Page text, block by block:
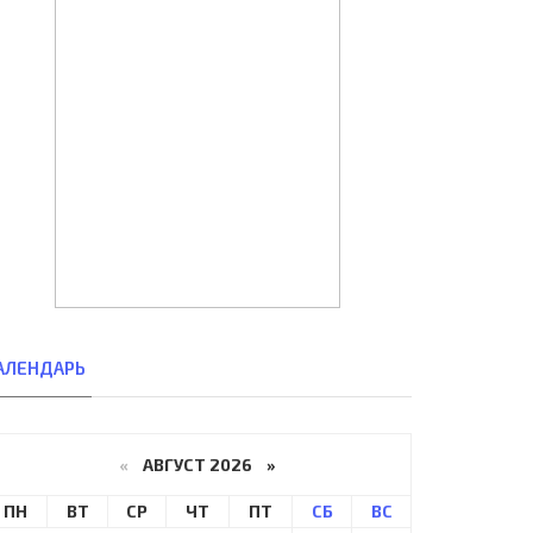
« АВГУСТ 2026 »
ПН ВТ СР ЧТ ПТ СБ ВС